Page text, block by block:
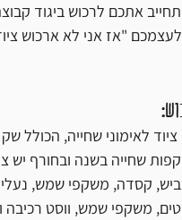
אתכם לרכוש ביגוד
"אז אני לא ארכוש
ציוד לאימוני שחייה, הכולל
קסדה, משקפי שמש, נעלי
משקפי שמש, ווסט רכיבה